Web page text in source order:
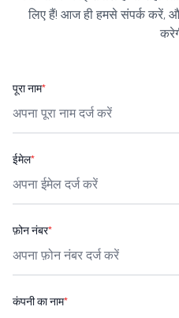
लिए हैं! आज ही हमसे संपर्क करें,
पूरा नाम*
ईमेल*
फ़ोन नंबर*
कंपनी का नाम*